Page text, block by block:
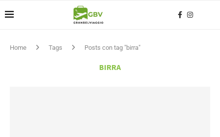
Home Tags Posts con tag "birra"
BIRRA